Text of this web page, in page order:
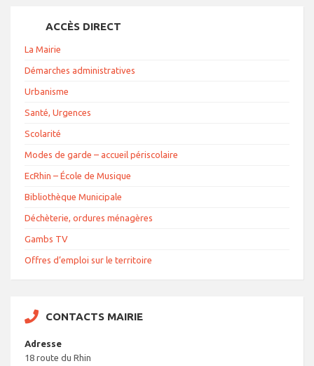
ACCÈS DIRECT
La Mairie
Démarches administratives
Urbanisme
Santé, Urgences
Scolarité
Modes de garde – accueil périscolaire
EcRhin – École de Musique
Bibliothèque Municipale
Déchèterie, ordures ménagères
Gambs TV
Offres d’emploi sur le territoire
CONTACTS MAIRIE
Adresse
18 route du Rhin